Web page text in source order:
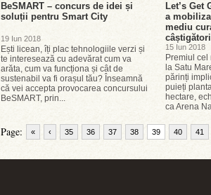
BeSMART – concurs de idei și
soluții pentru Smart City
19 Iun 2018
Ești licean, îți plac tehnologiile verzi și
te interesează cu adevărat cum va
arăta, cum va funcționa și cât de
sustenabil va fi orașul tău? Înseamnă
că vei accepta provocarea concursului
BeSMART, prin...
Let’s Get
a
mediu
15 Iun 2018
Premiul
la Satu
părinți
puieți
hectare,
ca Arena
Page: « ‹ 35 36 37 38 39 40 41